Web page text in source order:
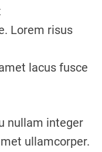
Lorem risus
lacus fusce
nullam integer
ullamcorper.